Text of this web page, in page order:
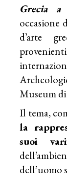
Grecia a
occasione
d’arte
Museum
Il tema,
la
suoi
dell’uomo